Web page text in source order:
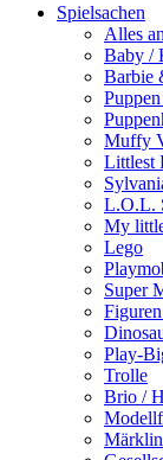
Spielsachen
Alles
Baby /
Barbie
Muffy
Littlest
L.O.L.
My
Lego
Super
Play-
Trolle
Brio /
Märklin